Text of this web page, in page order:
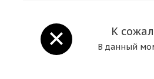
К
В данный